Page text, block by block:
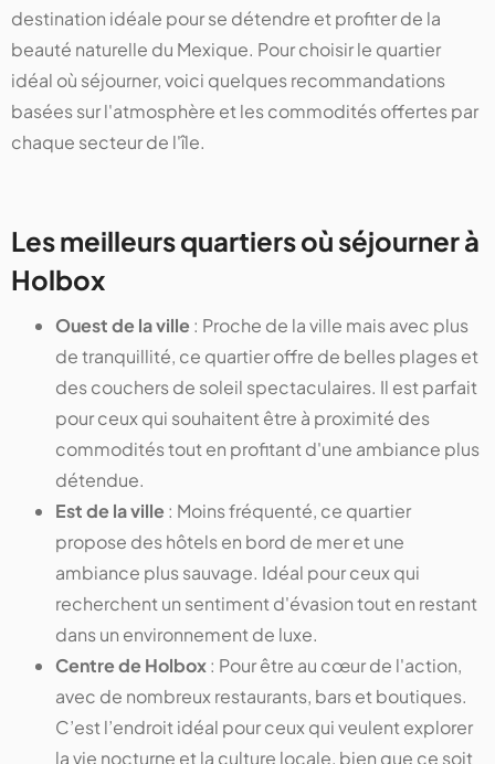
destination idéale pour se détendre et profiter de la
beauté naturelle du Mexique. Pour choisir le quartier
idéal où séjourner, voici quelques recommandations
basées sur l'atmosphère et les commodités offertes par
chaque secteur de l'île.
Les meilleurs quartiers où séjourner à
Holbox
Ouest de la ville: Proche de la ville mais avec plus
de tranquillité, ce quartier offre de belles plages et
des couchers de soleil spectaculaires. Il est parfait
pour ceux qui souhaitent être à proximité des
commodités tout en profitant d'une ambiance plus
détendue.
Est de la ville: Moins fréquenté, ce quartier
propose des hôtels en bord de mer et une
ambiance plus sauvage. Idéal pour ceux qui
recherchent un sentiment d'évasion tout en restant
dans un environnement de luxe.
Centre de Holbox: Pour être au cœur de l'action,
avec de nombreux restaurants, bars et boutiques.
C’est l’endroit idéal pour ceux qui veulent explorer
la vie nocturne et la culture locale, bien que ce soit